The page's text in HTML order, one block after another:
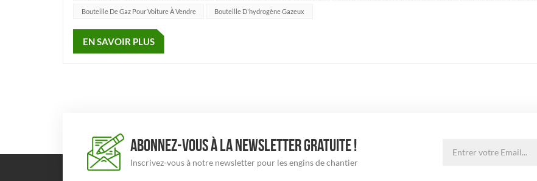
Bouteille De Gaz Pour Voiture À Vendre Bouteille D'hydrogène Gazeux
EN SAVOIR PLUS
ABONNEZ-VOUS À LA NEWSLETTER GRATUITE !
Inscrivez-vous à notre newsletter pour les engins de chantier